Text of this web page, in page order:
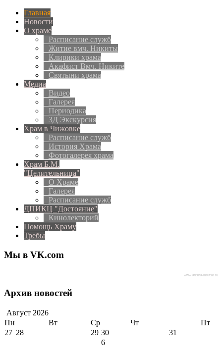
Главная
Новости
О храме
Расписание служб
Житие вмч. Никиты
Клирики храма
Акафист Вмч. Никите
Святыни храма
Медиа
Видео
Галерея
Периодика
3Д Экскурсия
Храм в Чижовке
Расписание служб
История Храма
Фотогалерея храма
Храм Б.М.
"Целительница"
О Храме
Галерея
Расписание служб
ДПИКЦ "Достояние"
Кинолекторий
Помощь Храму
Требы
Мы в VK.com
www.afisha-irkutsk.ru
Архив новостей
Август 2026
Пн
Вт Ср Чт
Пт
27 28 29 30 31
6